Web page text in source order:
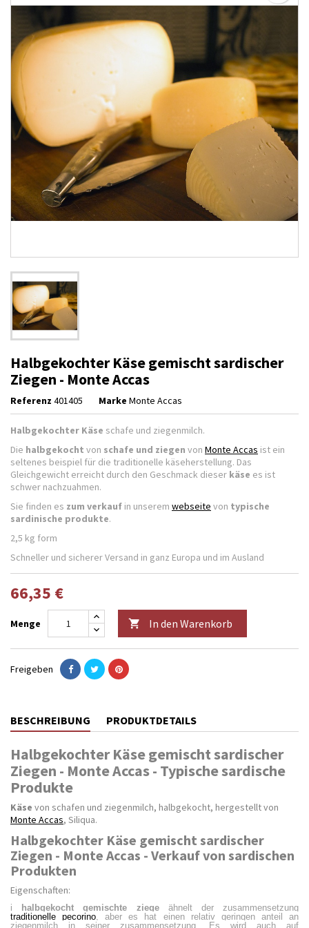
Halbgekochter Käse gemischt sardischer
Ziegen - Monte Accas
Referenz 401405 Marke Monte Accas
Halbgekochter Käse schafe und ziegenmilch.
Die halbgekocht von schafe und ziegen von Monte Accas ist ein
seltenes beispiel für die traditionelle käseherstellung. Das
Gleichgewicht erreicht durch den Geschmack dieser käse es ist
schwer nachzuahmen.
Sie finden es zum verkauf in unserem webseite von typische
sardinische produkte.
2,5 kg form
Schneller und sicherer Versand in ganz Europa und im Ausland
66,35 €
Menge  In den Warenkorb
Freigeben
BESCHREIBUNG PRODUKTDETAILS
Halbgekochter Käse gemischt sardischer
Ziegen - Monte Accas - Typische sardische
Produkte
Käse von schafen und ziegenmilch, halbgekocht, hergestellt von
Monte Accas, Siliqua.
Halbgekochter Käse gemischt sardischer
Ziegen - Monte Accas - Verkauf von sardischen
Produkten
Eigenschaften:
i halbgekocht gemischte ziegeähnelt der zusammensetzung
traditionelle pecorino , aber es hat einen relativ geringen anteil an
ziegenmilch in seiner zusammensetzung. Es wird auch auf